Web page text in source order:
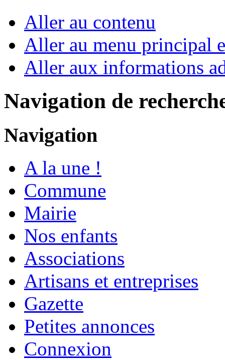
Aller au contenu
Aller au menu principal
Aller aux informations
Navigation de
Navigation
A la une !
Commune
Mairie
Nos enfants
Associations
Artisans et entreprises
Gazette
Petites annonces
Connexion